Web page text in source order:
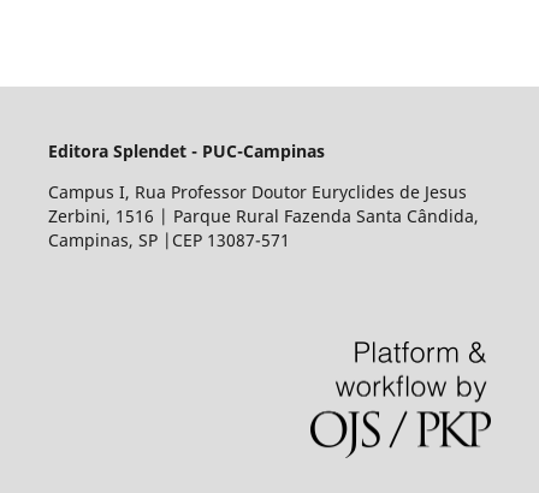
Editora Splendet - PUC-Campinas
Campus I, Rua Professor Doutor Euryclides de Jesus
Zerbini, 1516 | Parque Rural Fazenda Santa Cândida,
Campinas, SP |CEP 13087-571